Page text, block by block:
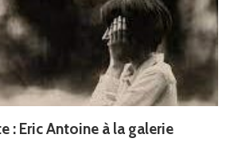
: Eric Antoine à la galerie